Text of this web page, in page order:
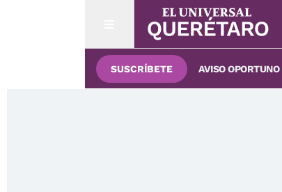
SUSCRÍBETE AVISO OPORTUNO